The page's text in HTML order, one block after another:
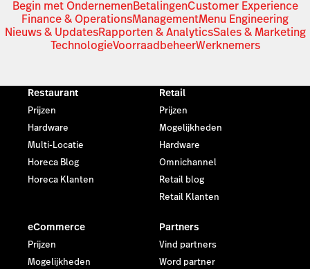
Begin met OndernemenBetalingenCustomer Experience
Finance & OperationsManagementMenu Engineering
Nieuws & UpdatesRapporten & AnalyticsSales & Marketing
TechnologieVoorraadbeheerWerknemers
Restaurant
Prijzen
Hardware
Multi-Locatie
Horeca Blog
Horeca Klanten
Retail
Prijzen
Mogelijkheden
Hardware
Omnichannel
Retail blog
Retail Klanten
eCommerce
Prijzen
Mogelijkheden
Partners
Vind partners
Word partner